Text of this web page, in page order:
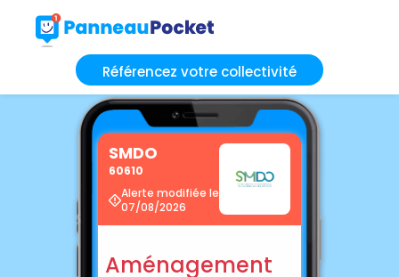
Référencez votre collectivité
SMDO
60610
Alerte modifiée le
07/08/2026
Aménagement